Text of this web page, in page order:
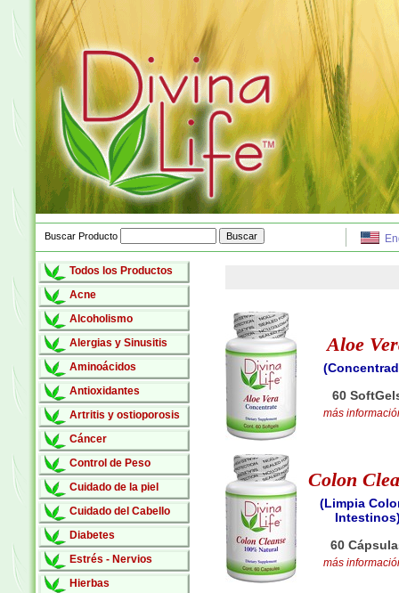
Buscar Producto
Todos los Productos
Acne
Alcoholismo
Alergias y Sinusitis
Aminoácidos
Antioxidantes
Artritis y ostioporosis
Cáncer
Control de Peso
Cuidado de la piel
Cuidado del Cabello
Diabetes
Estrés - Nervios
Hierbas
Aloe
60
más
Colon
(Limpia
60
más